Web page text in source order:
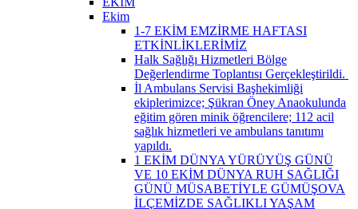
Ekim
1-7 EKİM EMZİRME HAFTASI
ETKİNLİKLERİMİZ
Halk Sağlığı Hizmetleri Bölge
Değerlendirme Toplantısı Gerçekleştirildi. ​
İl Ambulans Servisi Başhekimliği
ekiplerimizce; Şükran Öney Anaokulunda
eğitim gören minik öğrencilere; 112 acil
sağlık hizmetleri ve ambulans tanıtımı
yapıldı.
1 EKİM DÜNYA YÜRÜYÜŞ GÜNÜ
VE 10 EKİM DÜNYA RUH SAĞLIĞI
GÜNÜ MÜSABETİYLE GÜMÜŞOVA
İLÇEMİZDE SAĞLIKLI YAŞAM